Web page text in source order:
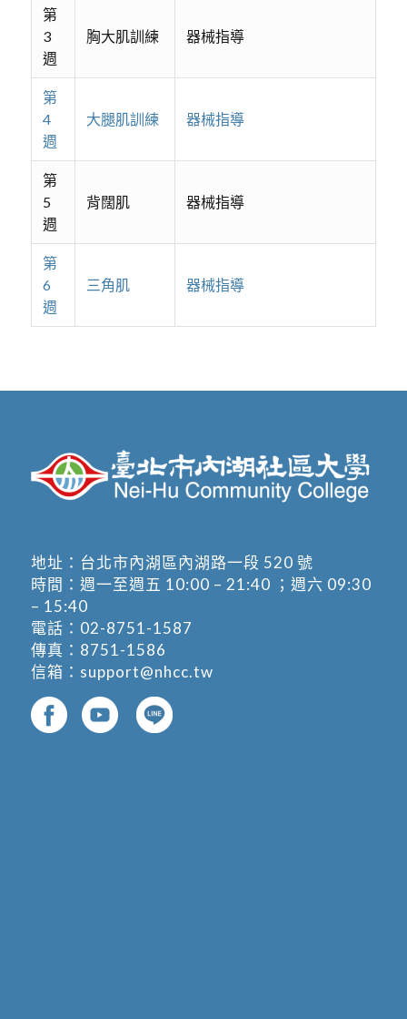
第
3
週
胸大肌訓練 器械指導
第
4
週
大腿肌訓練 器械指導
第
5
週
背闊肌 器械指導
第
6
週
三角肌 器械指導
地址： 台北市內湖區內湖路一段 520 號
時間：週一至週五 10:00 – 21:40 ；週六 09:30
– 15:40
電話： 02-8751-1587
傳真：8751-1586
信箱： support@nhcc.tw